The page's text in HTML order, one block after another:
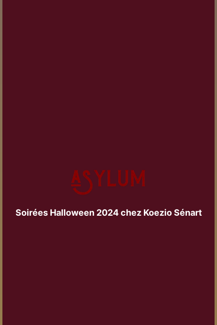
Soirées Halloween 2024 chez Koezio Sénart